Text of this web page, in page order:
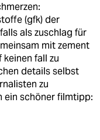
(gfk) der
als zuschlag für
mit zement
fall zu
details selbst
zu
ein schöner filmtipp: